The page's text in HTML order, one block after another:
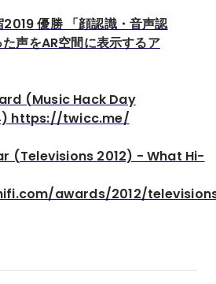
2019 優勝 「顔認識・音声認
声をAR空間に表示するア
(Music Hack Day
https://twicc.me/
(Televisions 2012) - What Hi-
awards/2012/